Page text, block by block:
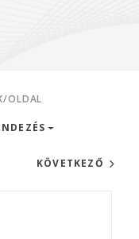
OLDAL
KÖVETKEZŐ